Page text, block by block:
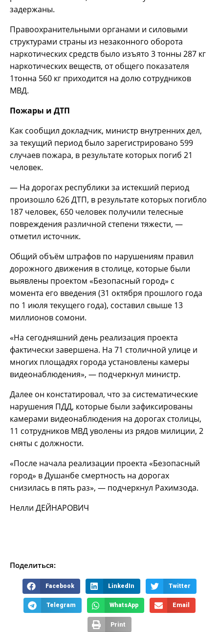
задержаны.
Правоохранительными органами и силовыми
структурами страны из незаконного оборота
наркотических средств было изъято 3 тонны 287 кг
наркотических веществ, от общего показателя
1тонна 560 кг приходится на долю сотрудников
МВД.
Пожары и ДТП
Как сообщил докладчик, министр внутренних дел,
за текущий период было зарегистрировано 599
случаев пожара, в результате которых погиб 21
человек.
— На дорогах республики за истекший период
произошло 626 ДТП, в результате которых погибло
187 человек, 650 человек получили телесные
повреждения различной степени тяжести, —
отметил источник.
Общий объём штрафов по нарушениям правил
дорожного движения в столице, которые были
выявлены проектом «Безопасный город» с
момента его введения (31 октября прошлого года
по 1 июля текущего года), составил свыше 13
миллионов сомони.
«На сегодняшний день реализация проекта
фактически завершена. На 71 столичной улице и
многих площадях города установлены камеры
видеонаблюдения», — подчеркнул министр.
Далее он констатировал, что за систематические
нарушения ПДД, которые были зафиксированы
камерами видеонаблюдения на дорогах столицы,
11 сотрудников МВД уволены из рядов милиции, 2
сняты с должности.
«После начала реализации проекта «Безопасный
город» в Душанбе смертность на дорогах
снизилась в пять раз», — подчеркнул Рахимзода.
Нелли ДЕЙНАРОВИЧ
Поделиться:
Facebook LinkedIn Twitter
Telegram WhatsApp Email
Print